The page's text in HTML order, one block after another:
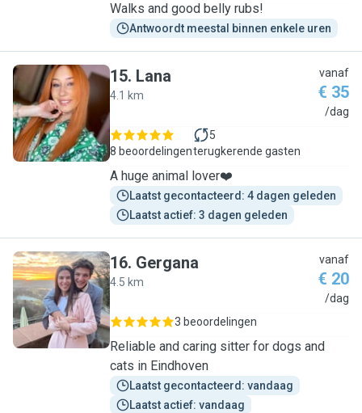
Walks and good belly rubs!
Antwoordt meestal binnen enkele uren
L
15. Lana
4.1 km
vanaf
€ 35
/dag
8 beoordelingen
5
terugkerende gasten
A huge animal lover❤️
Laatst gecontacteerd: 4 dagen geleden
Laatst actief: 3 dagen geleden
G
16. Gergana
4.5 km
vanaf
€ 20
/dag
3 beoordelingen
Reliable and caring sitter for dogs and
cats in Eindhoven
Laatst gecontacteerd: vandaag
Laatst actief: vandaag